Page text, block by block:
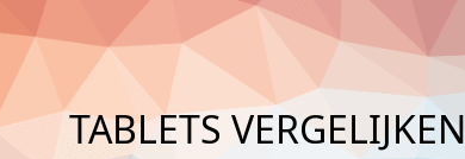
TABLETS VERGELIJKEN